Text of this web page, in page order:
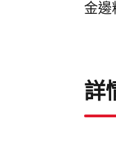
金邊
詳